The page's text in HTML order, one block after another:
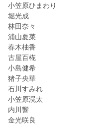
小笠原ひまわり
堀光成
林田奈々
浦山夏菜
春木柚香
古屋百椛
小島健希
猪子央華
石川すみれ
小笠原滉太
内川響
金光咲良